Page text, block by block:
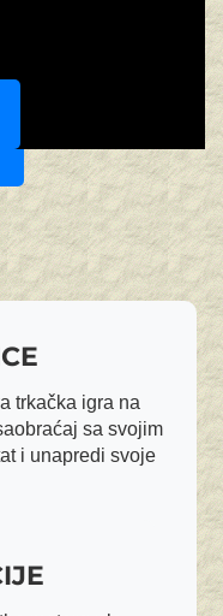
trkačka igra na
sa svojim
i unapredi svoje